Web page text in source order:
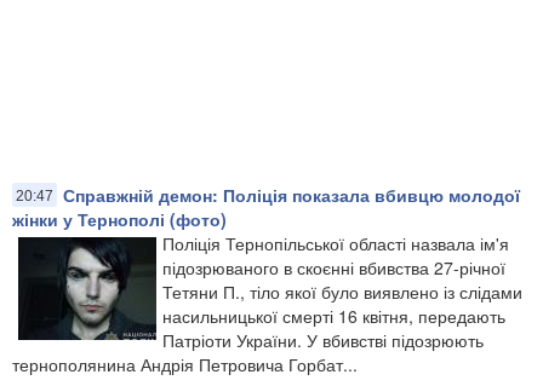
20:47
Справжній демон: Поліція показала вбивцю молодої
жінки у Тернополі (фото)
Поліція Тернопільської області назвала ім'я
підозрюваного в скоєнні вбивства 27-річної
Тетяни П., тіло якої було виявлено із слідами
насильницької смерті 16 квітня, передають
Патріоти України. У вбивстві підозрюють
тернополянина Андрія Петровича Горбат...